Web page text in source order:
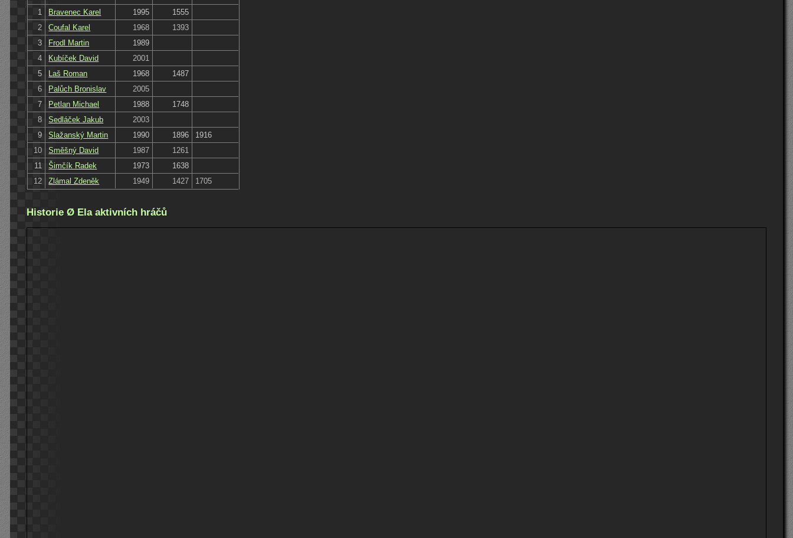
1
Bravenec Karel 1995
1555
2
Coufal Karel 1968
1393
3
Frodl Martin
1989
4
Kubíček David
2001
5
Laš Roman 1968
1487
6
Palůch Bronislav
2005
7
Petlan Michael 1988
1748
8
Sedláček Jakub
2003
9
Slažanský Martin 1990 1896
1916
10
Směšný David 1987
1261
11
Šimčík Radek 1973
1638
12
Zlámal Zdeněk 1949 1427 1705
Historie Ø Ela aktivních hráčů